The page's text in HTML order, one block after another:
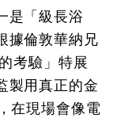
是「級長浴
據倫敦華納兄
考驗」特展
製用真正的金
在現場會像電